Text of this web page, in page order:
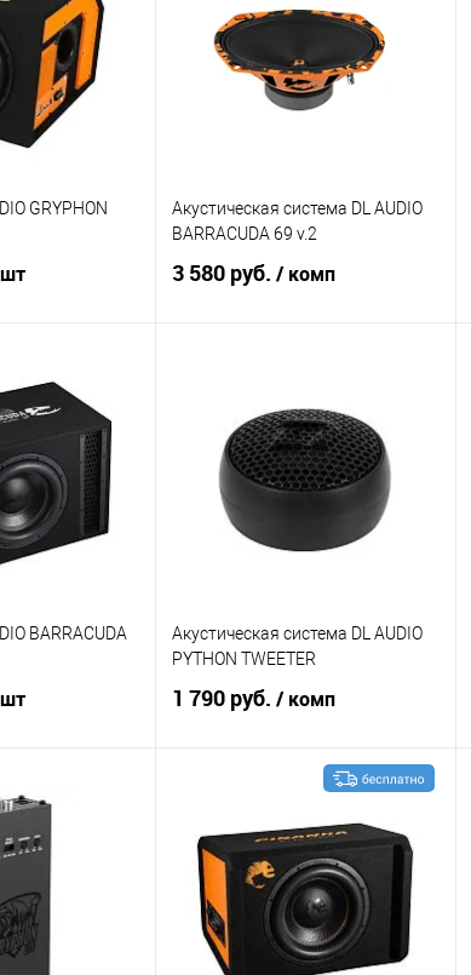
В избранное Сравнение В избранное
GRYPHON
В избранное
Акустическая система DL AUDIO
BARRACUDA 69 v.2
3 580 руб. / комп
Сравнение В избранное
BARRACUDA
Акустическая система DL AUDIO
PYTHON TWEETER
1 790 руб. / комп
В корзину
Сравнение В избранное